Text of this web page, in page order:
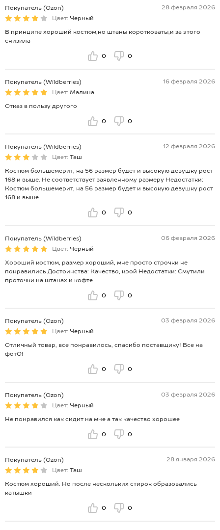
Покупатель (Ozon)
28 февраля 2026
Цвет: Черный
В принципе хороший костюм,но штаны коротковаты,и за этого
снизила
0 0
Покупатель (Wildberries)
16 февраля 2026
Цвет: Малина
Отказ в пользу другого
0 0
Покупатель (Wildberries)
12 февраля 2026
Цвет: Таш
Костюм большемерит, на 56 размер будет и высокую девушку рост
168 и выше. Не соответствует заявленному размеру Недостатки:
Костюм большемерит, на 56 размер будет и высокую девушку рост
168 и выше.
0 0
Покупатель (Wildberries)
06 февраля 2026
Цвет: Черный
Хороший костюм, размер хороший, мне просто строчки не
понравились Достоинства: Качество, крой Недостатки: Смутили
проточки на штанах и кофте
0 0
Покупатель (Ozon)
03 февраля 2026
Цвет: Черный
Отличный товар, все понравилось, спасибо поставщику! Все на
фотО!
0 0
Покупатель (Ozon)
03 февраля 2026
Цвет: Черный
Не понравился как сидит на мне а так качество хорошее
0 0
Покупатель (Ozon)
28 января 2026
Цвет: Таш
Костюм хороший. Но после нескольких стирок образовались
катышки
0 0